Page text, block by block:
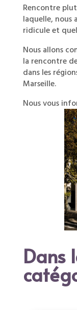
Rencontre
laquelle, nous
ridicule et
Nous allons
la rencontre
dans les
Marseille.
Nous vous
Dans